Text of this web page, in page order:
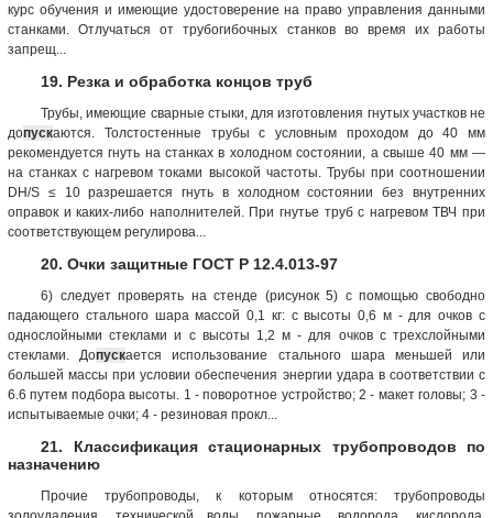
курс обучения и имеющие удостоверение на право управления данными
станками. Отлучаться от трубогибочных станков во время их работы
запрещ...
19. Резка и обработка концов труб
Трубы, имеющие сварные стыки, для изготовления гнутых участков не
допускаются. Толстостенные трубы с условным проходом до 40 мм
рекомендуется гнуть на станках в холодном состоянии, а свыше 40 мм —
на станках с нагревом токами высокой частоты. Трубы при соотношении
DН/S ≤ 10 разрешается гнуть в холодном состоянии без внутренних
оправок и каких-либо наполнителей. При гнутье труб с нагревом ТВЧ при
соответствующем регулирова...
20. Очки защитные ГОСТ Р 12.4.013-97
6) следует проверять на стенде (рисунок 5) с помощью свободно
падающего стального шара массой 0,1 кг: с высоты 0,6 м - для очков с
однослойными стеклами и с высоты 1,2 м - для очков с трехслойными
стеклами. Допускается использование стального шара меньшей или
большей массы при условии обеспечения энергии удара в соответствии с
6.6 путем подбора высоты. 1 - поворотное устройство; 2 - макет головы; 3 -
испытываемые очки; 4 - резиновая прокл...
21. Классификация стационарных трубопроводов по
назначению
Прочие трубопроводы, к которым относятся: трубопроводы